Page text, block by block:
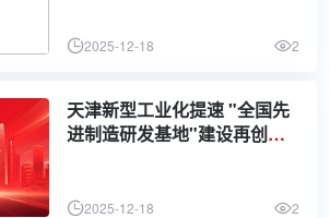
2025-12-18 2
天津新型工业化提速 "全国先
进制造研发基地"建设再创佳
2025-12-18 2